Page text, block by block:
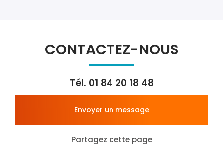
CONTACTEZ-NOUS
Tél. 01 84 20 18 48
Envoyer un message
Partagez cette page